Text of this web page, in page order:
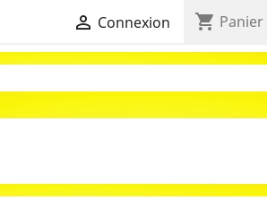
 Connexion shopping_cart Panier